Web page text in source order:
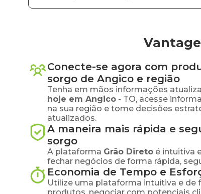
Conecte-se agora com
sorgo de Angico e região
Tenha em mãos informações
hoje em Angico - TO, acesse
na sua região e tome decisões
atualizados.
A maneira mais rápida e
sorgo
A plataforma Grão Direto é intuitiva
fechar negócios de forma rápida,
Economia de Tempo e
Utilize uma plataforma intuitiva e de